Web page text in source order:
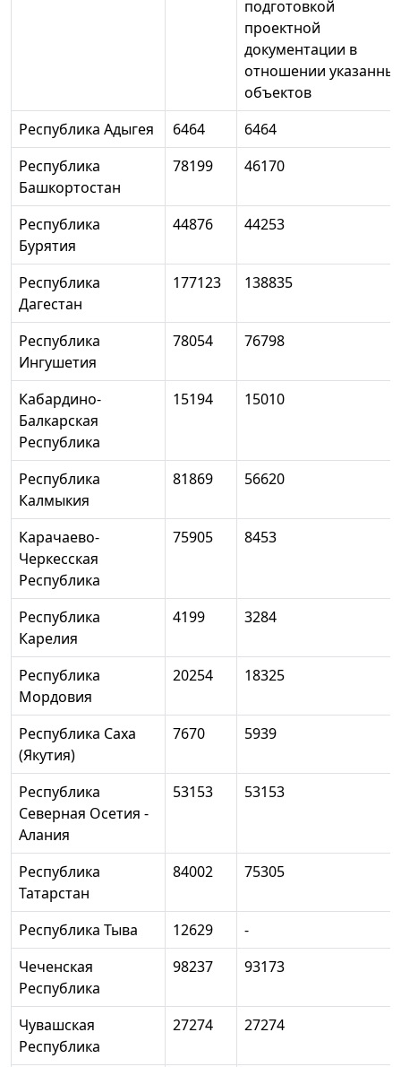
подготовкой
проектной
документации в
отношении
объектов
Республика Адыгея
6464
6464
Республика
Башкортостан
78199 46170
Республика
Бурятия
44876 44253
Республика
Дагестан
177123 138835
Республика
Ингушетия
78054 76798
Кабардино-
Балкарская
Республика
15194 15010
Республика
Калмыкия
81869 56620
Карачаево-
Черкесская
Республика
75905 8453
Республика
Карелия
4199 3284
Республика
Мордовия
20254 18325
Республика Саха
(Якутия)
7670 5939
Республика
Северная Осетия -
Алания
53153 53153
Республика
Татарстан
84002 75305
Республика Тыва 12629
-
Чеченская
Республика
98237 93173
Чувашская
Республика
27274 27274